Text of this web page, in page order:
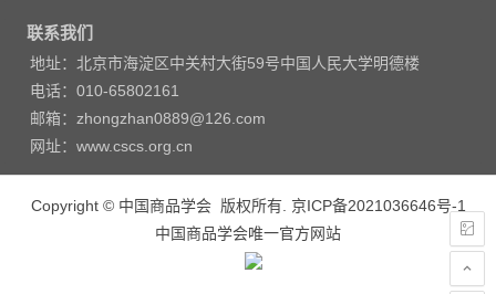
联系我们
地址：北京市海淀区中关村大街59号中国人民大学明德楼
电话：010-65802161
邮箱：zhongzhan0889@126.com
网址：www.cscs.org.cn
Copyright © 中国商品学会 版权所有. 京ICP备2021036646号-1
中国商品学会唯一官方网站